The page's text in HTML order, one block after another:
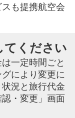
も提携航空会
てください
一定時間ごと
により変更に
況と旅行代金
・変更」画面